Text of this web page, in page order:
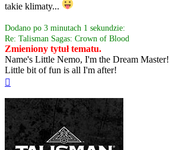
takie klimaty...
Dodano po 3 minutach 1 sekundzie:
Re: Talisman Sagas: Crown of Blood
Zmieniony tytuł tematu.
Name's Little Nemo, I'm the Dream Master!
Little bit of fun is all I'm after!